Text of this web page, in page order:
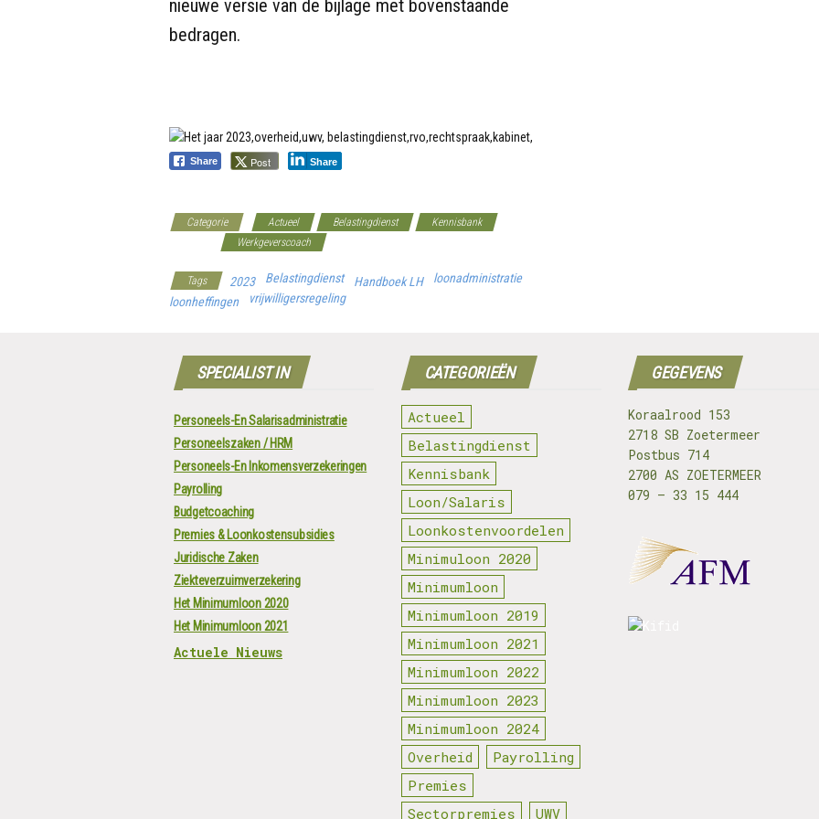
nieuwe versie van de bijlage met bovenstaande
bedragen.
Share Post Share
Categorie Actueel Belastingdienst
Kennisbank
Werkgeverscoach
Tags 2023 Belastingdienst Handboek LH
loonadministratie
loonheffingen
vrijwilligersregeling
SPECIALIST IN
Personeels-En Salarisadministratie
Personeelszaken / HRM
Personeels-En Inkomensverzekeringen
Payrolling
Budgetcoaching
Premies & Loonkostensubsidies
Juridische Zaken
Ziekteverzuimverzekering
Het Minimumloon 2020
Het Minimumloon 2021
Actuele Nieuws
CATEGORIEËN
Actueel
Belastingdienst
Kennisbank
Loon/Salaris
Loonkostenvoordelen
Minimuloon 2020
Minimumloon
Minimumloon 2019
Minimumloon 2021
Minimumloon 2022
Minimumloon 2023
Minimumloon 2024
Overheid
Payrolling
Premies
Sectorpremies
UWV
GEGEVENS
Koraalrood 153
2718 SB Zoetermeer
Postbus 714
2700 AS ZOETERMEER
079 – 33 15 444